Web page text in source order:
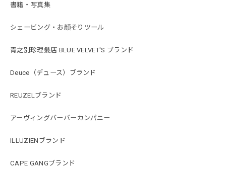
書籍・写真集
シェービング・お顔そりツール
青之別珍理髪店 BLUE VELVET'S ブランド
Deuce（デュース）ブランド
REUZELブランド
アーヴィングバーバーカンパニー
ILLUZIENブランド
CAPE GANGブランド